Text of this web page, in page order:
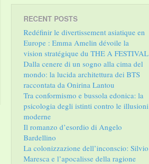
RECENT POSTS
Redéfinir le divertissement asiatique en
Europe : Emma Amelin dévoile la
vision stratégique du THE A FESTIVAL
Dalla cenere di un sogno alla cima del
mondo: la lucida architettura dei BTS
raccontata da Onirina Lantou
Tra conformismo e bussola edonica: la
psicologia degli istinti contro le illusioni
moderne
Il romanzo d’esordio di Angelo
Bardellino
La colonizzazione dell’inconscio: Silvio
Maresca e l’apocalisse della ragione